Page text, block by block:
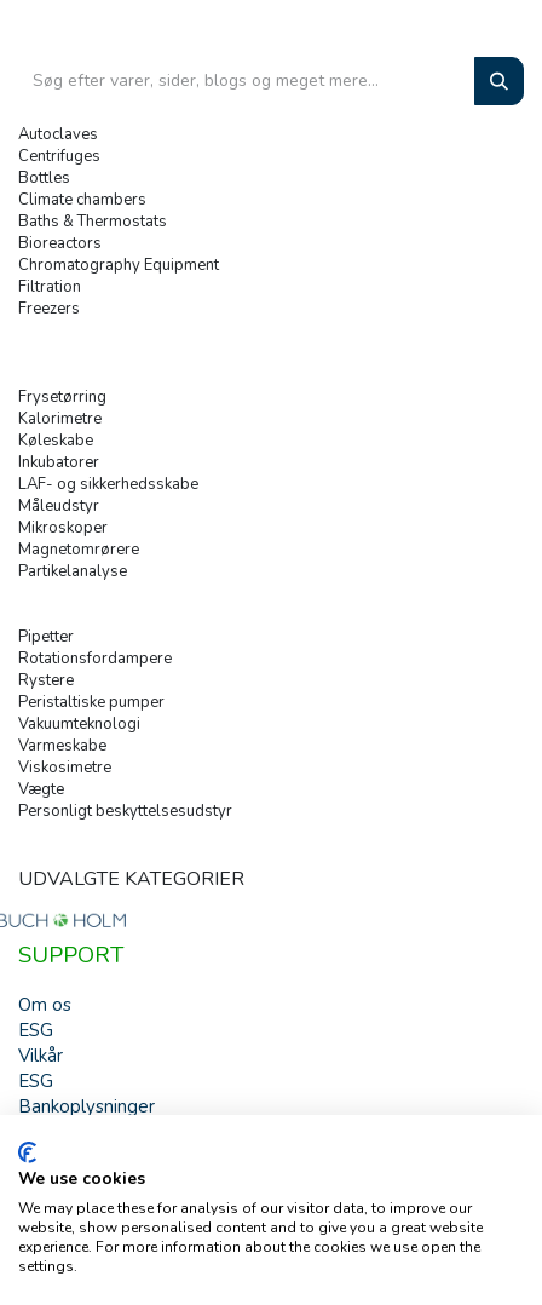
Autoclaves
Centrifuges
Bottles
Climate chambers
Baths & Thermostats
Bioreactors
Chromatography Equipment
Filtration
Freezers
Frysetørring
Kalorimetre
Køleskabe
Inkubatorer
LAF- og sikkerhedsskabe
Måleudstyr
Mikroskoper
Magnetomrørere
Partikelanalyse
Pipetter
Rotationsfordampere
Rystere
Peristaltiske pumper
Vakuumteknologi
Varmeskabe
Viskosimetre
Vægte
Personligt beskyttelsesudstyr
UDVALGTE KATEGORIER
SUPPORT
Om os
ESG
Vilkår
ESG
Bankoplysninger
HJÆLP
Buch & Holm A/S - Marielundvej 39 - DK-2730 Herlev -
Tlf. +45 44 54 00 00 - e-mail:b-h@buch-holm.dk- CVR-nr.:
DK-19993345
We use cookies
We may place these for analysis of our visitor data, to improve our
website, show personalised content and to give you a great website
experience. For more information about the cookies we use open the
settings.